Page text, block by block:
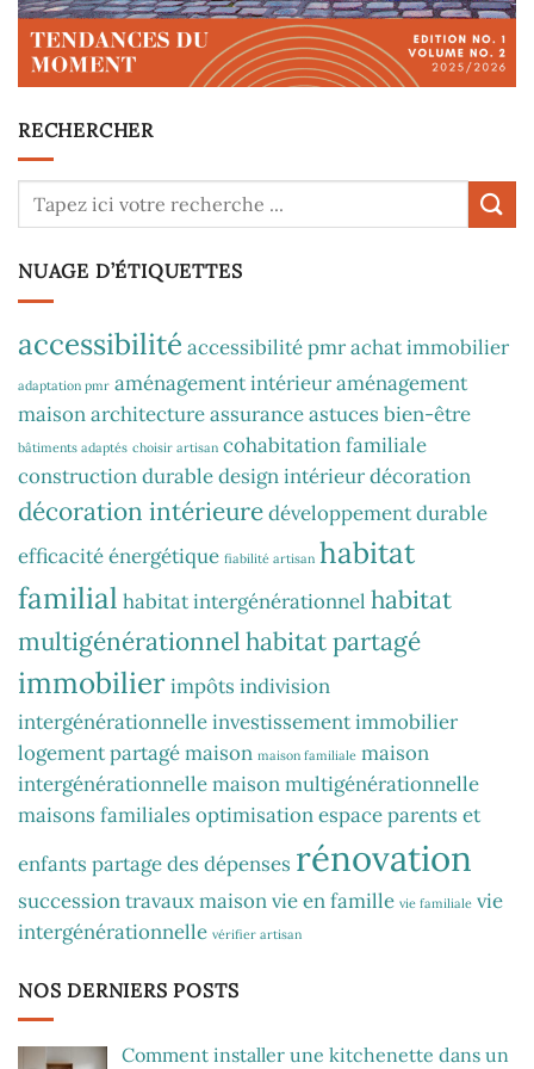
RECHERCHER
NUAGE D’ÉTIQUETTES
accessibilité accessibilité pmrachat immobilier
adaptation pmr aménagement intérieuraménagement
maisonarchitectureassuranceastuces bien-être
bâtiments adaptés choisir artisan cohabitation familiale
construction durabledesign intérieurdécoration
décoration intérieuredéveloppement durable
efficacité énergétique fiabilité artisan habitat
familial habitat intergénérationnel habitat
multigénérationnelhabitat partagé
immobilierimpôts indivision
intergénérationnelleinvestissement immobilier
logement partagémaison maison familiale maison
intergénérationnellemaison multigénérationnelle
maisons familiales optimisation espaceparents et
enfants partage des dépenses rénovation
successiontravaux maisonvie en famille vie familiale vie
intergénérationnelle vérifier artisan
NOS DERNIERS POSTS
Comment installer une kitchenette dans un